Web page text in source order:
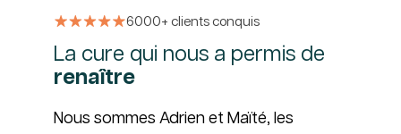
6000+ clients conquis
La cure qui nous a permis de
renaître
Nous sommes Adrien et Maïté, les